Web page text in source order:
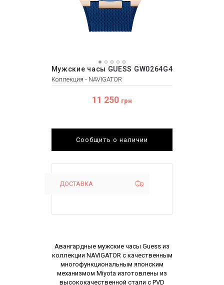
Мужские часы GUESS GW0264G4
Коллекция - NAVIGATOR
11 250 грн
Сообщить о наличии
ДОСТАВКА
Описание
Авангардные мужские часы Guess из
коллекции NAVIGATOR с качественным
многофункциональным японским
механизмом Miyota изготовлены из
высококачественной стали с PVD